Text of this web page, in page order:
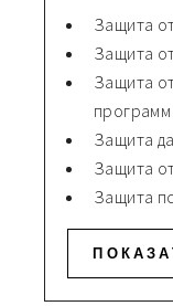
Защита
Защита
Защита
программ
Защита
Защита
Защита